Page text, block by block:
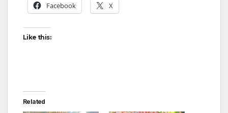
Facebook X
Like this:
Related